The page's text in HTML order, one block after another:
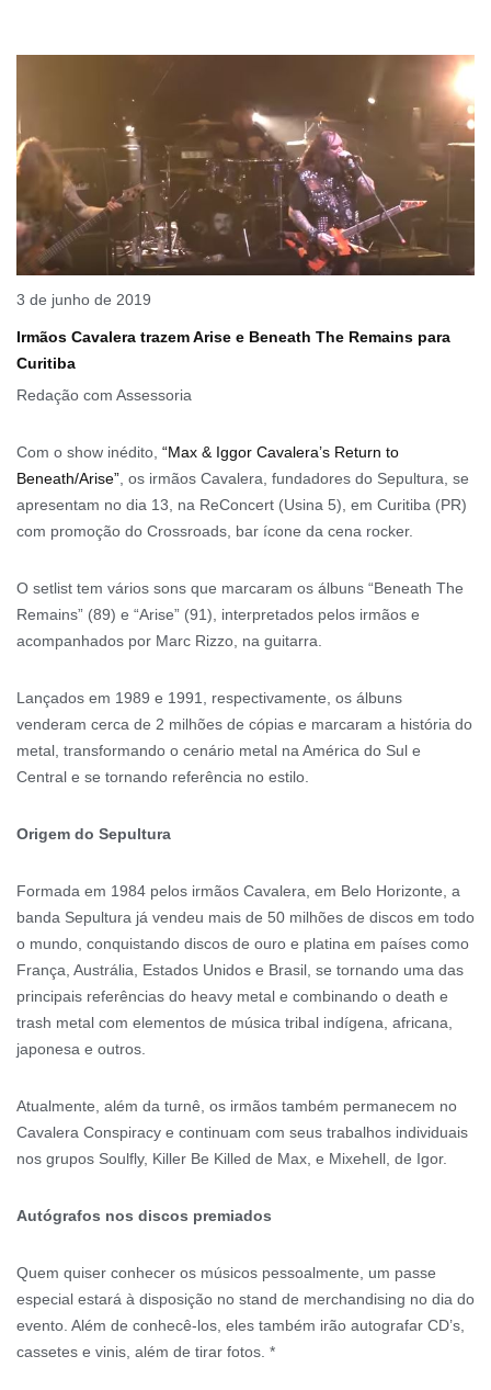
3 de junho de 2019
Irmãos Cavalera trazem Arise e Beneath The Remains para
Curitiba
Redação com Assessoria
Com o show inédito, “Max & Iggor Cavalera’s Return to
Beneath/Arise”, os irmãos Cavalera, fundadores do Sepultura, se
apresentam no dia 13, na ReConcert (Usina 5), em Curitiba (PR)
com promoção do Crossroads, bar ícone da cena rocker.
O setlist tem vários sons que marcaram os álbuns “Beneath The
Remains” (89) e “Arise” (91), interpretados pelos irmãos e
acompanhados por Marc Rizzo, na guitarra.
Lançados em 1989 e 1991, respectivamente, os álbuns
venderam cerca de 2 milhões de cópias e marcaram a história do
metal, transformando o cenário metal na América do Sul e
Central e se tornando referência no estilo.
Origem do Sepultura
Formada em 1984 pelos irmãos Cavalera, em Belo Horizonte, a
banda Sepultura já vendeu mais de 50 milhões de discos em todo
o mundo, conquistando discos de ouro e platina em países como
França, Austrália, Estados Unidos e Brasil, se tornando uma das
principais referências do heavy metal e combinando o death e
trash metal com elementos de música tribal indígena, africana,
japonesa e outros.
Atualmente, além da turnê, os irmãos também permanecem no
Cavalera Conspiracy e continuam com seus trabalhos individuais
nos grupos Soulfly, Killer Be Killed de Max, e Mixehell, de Igor.
Autógrafos nos discos premiados
Quem quiser conhecer os músicos pessoalmente, um passe
especial estará à disposição no stand de merchandising no dia do
evento. Além de conhecê-los, eles também irão autografar CD’s,
cassetes e vinis, além de tirar fotos. *